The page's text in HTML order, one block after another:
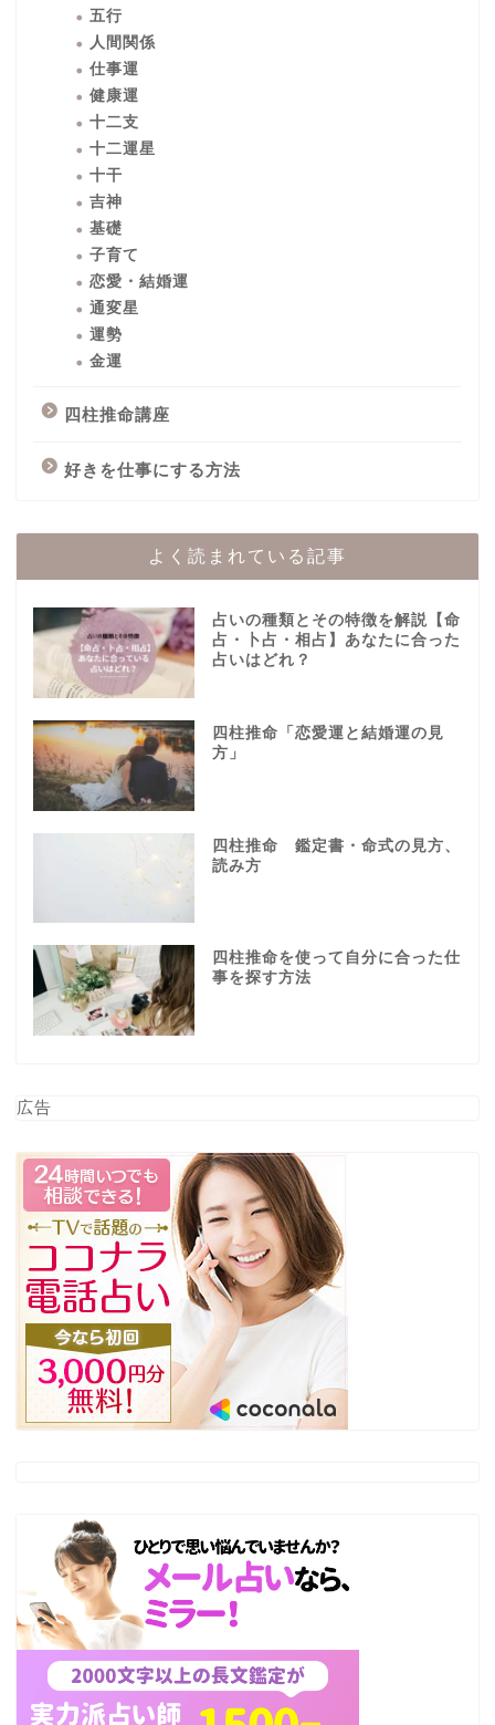
五行
人間関係
仕事運
健康運
十二支
十二運星
十干
吉神
基礎
子育て
恋愛・結婚運
通変星
運勢
金運
四柱推命講座
好きを仕事にする方法
よく読まれている記事
占いの種類とその特徴を解説【命
占・卜占・相占】あなたに合った
占いはどれ？
四柱推命「恋愛運と結婚運の見
方」
四柱推命 鑑定書・命式の見方、
読み方
四柱推命を使って自分に合った仕
事を探す方法
広告